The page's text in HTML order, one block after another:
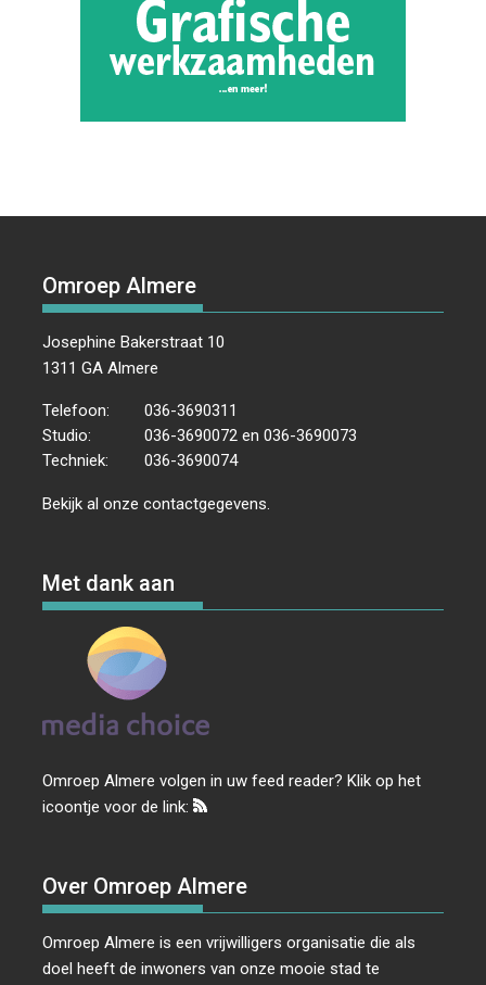
Omroep Almere
Josephine Bakerstraat 10
1311 GA Almere
Telefoon:
036-3690311
Studio:
036-3690072 en 036-3690073
Techniek:
036-3690074
Bekijk al onzecontactgegevens
Met dank aan
Omroep Almere volgen in uw feed reader? Klik op het
icoontje voor de link:
Over Omroep Almere
Omroep Almere is een vrijwilligers organisatie die als
doel heeft de inwoners van onze mooie stad te